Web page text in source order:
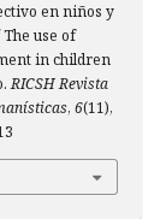
en niños y
use of
in children
RICSH Revista
, 6(11),